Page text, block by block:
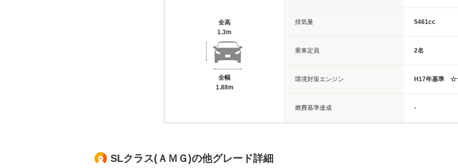
全高
1.3m
全幅
1.88m
排気量 5461cc
乗車定員 2名
環境対策エンジン H17年基準
燃費基準達成 -
SLクラス(ＡＭＧ)の他グレード詳細